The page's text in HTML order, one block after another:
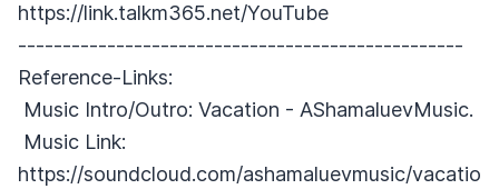
https://link.talkm365.net/YouTube
--------------------------------------------------
Reference-Links:
Music Intro/Outro: Vacation - AShamaluevMusic.
Music Link:
https://soundcloud.com/ashamaluevmusic/vacatio